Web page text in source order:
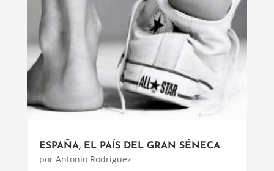
ESPAÑA, EL PAÍS DEL GRAN SÉNECA
por Antonio Rodríguez